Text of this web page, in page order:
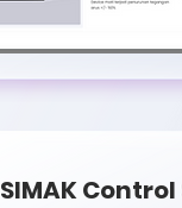
SIMAK Control